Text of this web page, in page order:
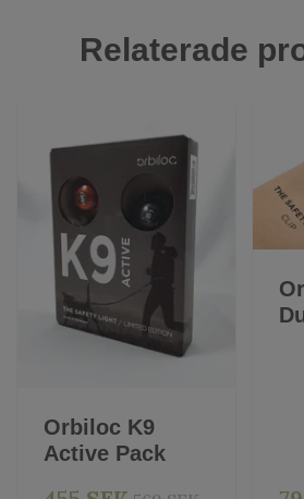
Relaterade
Orbiloc K9
Active Pack